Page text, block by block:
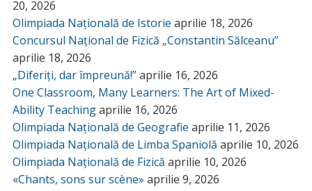
20, 2026
Olimpiada Națională de Istorie aprilie 18, 2026
Concursul Național de Fizică „Constantin Sălceanu”
aprilie 18, 2026
„Diferiți, dar împreună!”aprilie 16, 2026
One Classroom, Many Learners: The Art of Mixed-
Ability Teachingaprilie 16, 2026
Olimpiada Națională de Geografie aprilie 11, 2026
Olimpiada Națională de Limba Spaniolă aprilie 10, 2026
Olimpiada Națională de Fizică aprilie 10, 2026
«Chants, sons sur scène» aprilie 9, 2026